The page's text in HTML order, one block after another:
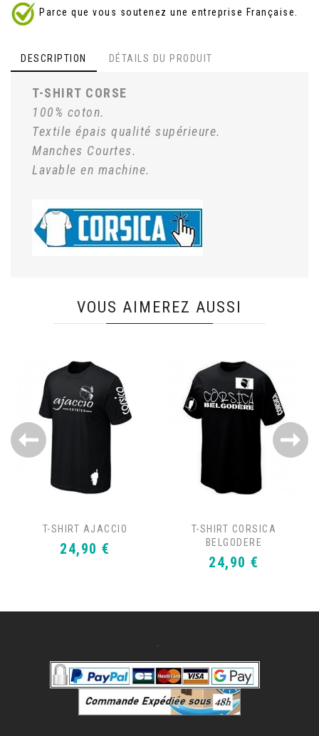
Parce que vous soutenez une entreprise Française.
DESCRIPTION DÉTAILS DU PRODUIT
T-SHIRT CORSE
100% coton.
Textile épais qualité supérieure.
Manches Courtes.
Lavable en machine.
VOUS AIMEREZ AUSSI
T-SHIRT AJACCIO
Prix
24,90 €
T-SHIRT CORSICA
BELGODERE
Prix
24,90 €